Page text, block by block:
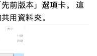
前版本」選項卡。 這
用資料夾。